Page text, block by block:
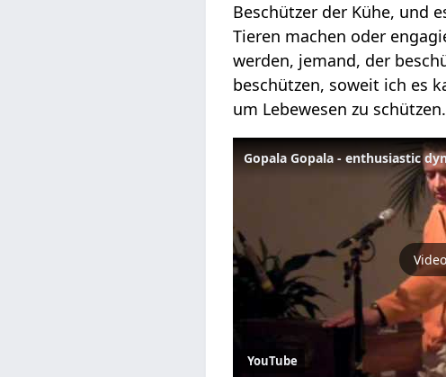
Beschützer der Kühe, und
Tieren machen oder
werden, jemand, der
beschützen, soweit ich es
um Lebewesen zu
Gopala Gopala - enthusiastic
YouTube